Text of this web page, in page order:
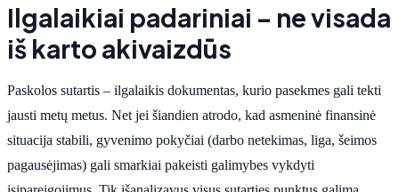
Ilgalaikiai padariniai – ne visada
iš karto akivaizdūs
Paskolos sutartis – ilgalaikis dokumentas, kurio pasekmes gali tekti
jausti metų metus. Net jei šiandien atrodo, kad asmeninė finansinė
situacija stabili, gyvenimo pokyčiai (darbo netekimas, liga, šeimos
pagausėjimas) gali smarkiai pakeisti galimybes vykdyti